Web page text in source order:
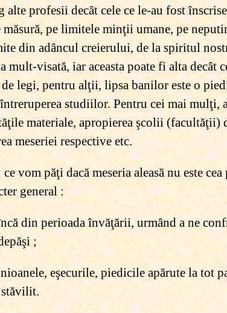
profesii decât cele ce le-au fost
pe limitele minţii umane, pe
din adâncul creierului, de la spiritul
mult-visată, iar aceasta poate fi alta decât
legi, pentru alţii, lipsa banilor este o
studiilor. Pentru cei mai mulţi,
materiale, apropierea şcolii (facultăţii)
meseriei respective etc.
vom păţi dacă meseria aleasă nu este
general :
din perioada învăţării, urmând a ne
;
eşecurile, piedicile apărute la tot
stăvilit.